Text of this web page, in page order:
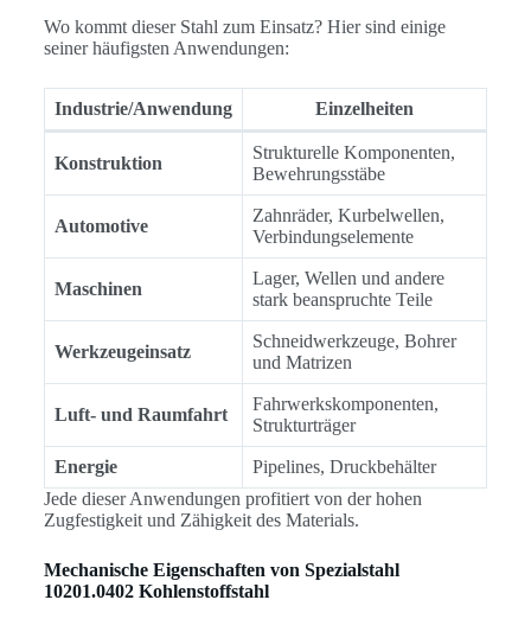
Wo kommt dieser Stahl zum Einsatz? Hier sind einige
seiner häufigsten Anwendungen:
Industrie/Anwendung Einzelheiten
Konstruktion
Strukturelle Komponenten,
Bewehrungsstäbe
Automotive
Zahnräder, Kurbelwellen,
Verbindungselemente
Maschinen
Lager, Wellen und andere
stark beanspruchte Teile
Werkzeugeinsatz
Schneidwerkzeuge, Bohrer
und Matrizen
Luft- und Raumfahrt
Fahrwerkskomponenten,
Strukturträger
Energie
Pipelines, Druckbehälter
Jede dieser Anwendungen profitiert von der hohen
Zugfestigkeit und Zähigkeit des Materials.
Mechanische Eigenschaften von Spezialstahl
10201.0402 Kohlenstoffstahl